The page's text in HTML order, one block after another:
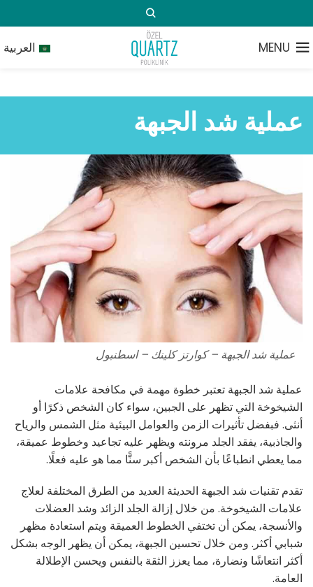
MENU العربية
عملية شد الجبهة
عملية شد الجبهة – كوارتز كلينك – اسطنبول
عملية شد الجبهة تعتبر خطوة مهمة في مكافحة علامات
الشيخوخة التي تظهر على الجبين، سواء كان الشخص ذكرًا أو
أنثى. فبفضل تأثيرات الزمن والعوامل البيئية مثل الشمس والرياح
والجاذبية، يفقد الجلد مرونته ويظهر عليه تجاعيد وخطوط عميقة،
مما يعطي انطباعًا بأن الشخص أكبر سنًّا مما هو عليه فعلًا.
تقدم تقنيات شد الجبهة الحديثة العديد من الطرق المختلفة لعلاج
علامات الشيخوخة. من خلال إزالة الجلد الزائد وشد العضلات
والأنسجة، يمكن أن تختفي الخطوط العميقة ويتم استعادة مظهر
شبابي أكثر. ومن خلال تحسين الجبهة، يمكن أن يظهر الوجه بشكل
أكثر انتعاشًا ونضارة، مما يعزز الثقة بالنفس ويحسن الإطلالة
العامة.